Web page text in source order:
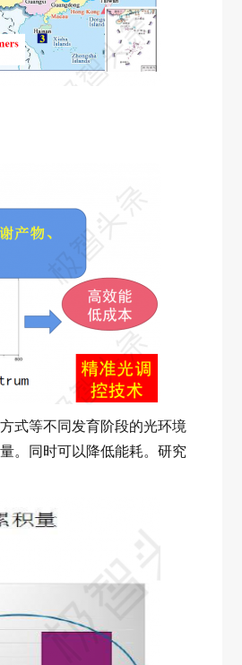
式等不同发育阶段的光环境
。同时可以降低能耗。研究